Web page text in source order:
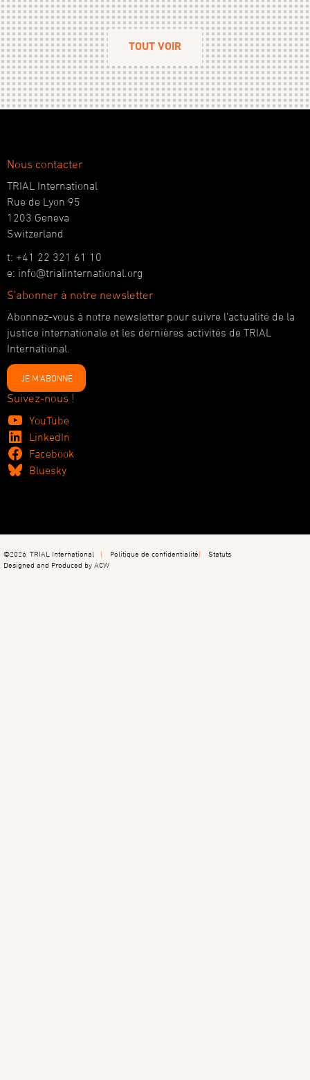
TOUT VOIR
Nous contacter
TRIAL International
Rue de Lyon 95
1203 Geneva
Switzerland
t: +41 22 321 61 10
e: info@trialinternational.org
S'abonner à notre newsletter
Abonnez-vous à notre newsletter pour suivre l’actualité de la
justice internationale et les dernières activités de TRIAL
International.
JE M'ABONNE
Suivez-nous !
YouTube
LinkedIn
Facebook
Bluesky
©2026 TRIAL International Politique de confidentialité
Statuts
Designed and Produced by ACW